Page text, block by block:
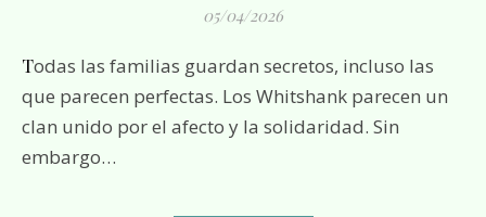
05/04/2026
Todas las familias guardan secretos, incluso las
que parecen perfectas. Los Whitshank parecen un
clan unido por el afecto y la solidaridad. Sin
embargo…